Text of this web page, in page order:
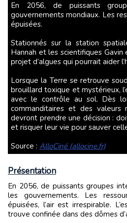
En 2056, de puissants groupes ont remplacé les
gouvernements mondiaux. Les
épuisées.
Stationnés sur la station
Hannah et les scientifiques
projet d’algues qui pourrait aider
Lorsque la Terre se retrouve
brouillard toxique et mystérieux,
avec le contrôle au sol. Dès
commanditaires et des valeurs
devront prendre une décision :
et risquer leur vie pour sauver
Source : AlloCiné (allocine.fr)
Présentation
En 2056, de puissants groupes internationaux ont remplacé
les gouvernements. Les
épuisées, l’air est irrespirable.
trouve confinée dans des dômes